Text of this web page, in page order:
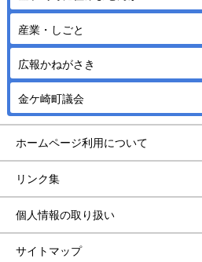
産業・しごと
広報かねがさき
金ケ崎町議会
ホームページ利用について
リンク集
個人情報の取り扱い
サイトマップ